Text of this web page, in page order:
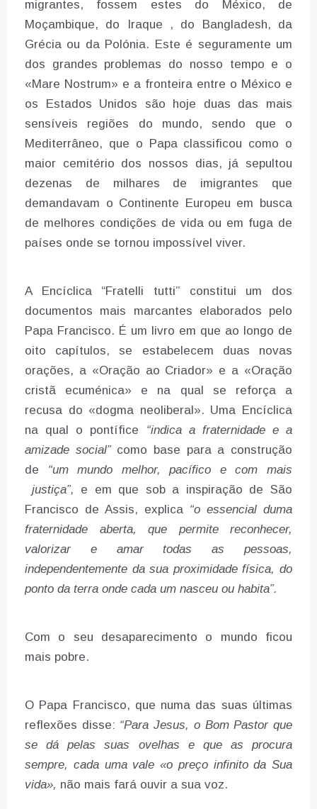
migrantes, fossem estes do México, de
Moçambique, do Iraque , do Bangladesh, da
Grécia ou da Polónia. Este é seguramente um
dos grandes problemas do nosso tempo e o
«Mare Nostrum» e a fronteira entre o México e
os Estados Unidos são hoje duas das mais
sensíveis regiões do mundo, sendo que o
Mediterrâneo, que o Papa classificou como o
maior cemitério dos nossos dias, já sepultou
dezenas de milhares de imigrantes que
demandavam o Continente Europeu em busca
de melhores condições de vida ou em fuga de
países onde se tornou impossível viver.
A Encíclica “Fratelli tutti” constitui um dos
documentos mais marcantes elaborados pelo
Papa Francisco. É um livro em que ao longo de
oito capítulos, se estabelecem duas novas
orações, a «Oração ao Criador» e a «Oração
cristã ecuménica» e na qual se reforça a
recusa do «dogma neoliberal». Uma Encíclica
na qual o pontífice “indica a fraternidade e a
amizade social” como base para a construção
de “um mundo melhor, pacífico e com mais
justiça”, e em que sob a inspiração de São
Francisco de Assis, explica “o essencial duma
fraternidade aberta, que permite reconhecer,
valorizar e amar todas as pessoas,
independentemente da sua proximidade física, do
ponto da terra onde cada um nasceu ou habita”.
Com o seu desaparecimento o mundo ficou
mais pobre.
O Papa Francisco, que numa das suas últimas
reflexões disse: “Para Jesus, o Bom Pastor que
se dá pelas suas ovelhas e que as procura
sempre, cada uma vale «o preço infinito da Sua
vida», não mais fará ouvir a sua voz.